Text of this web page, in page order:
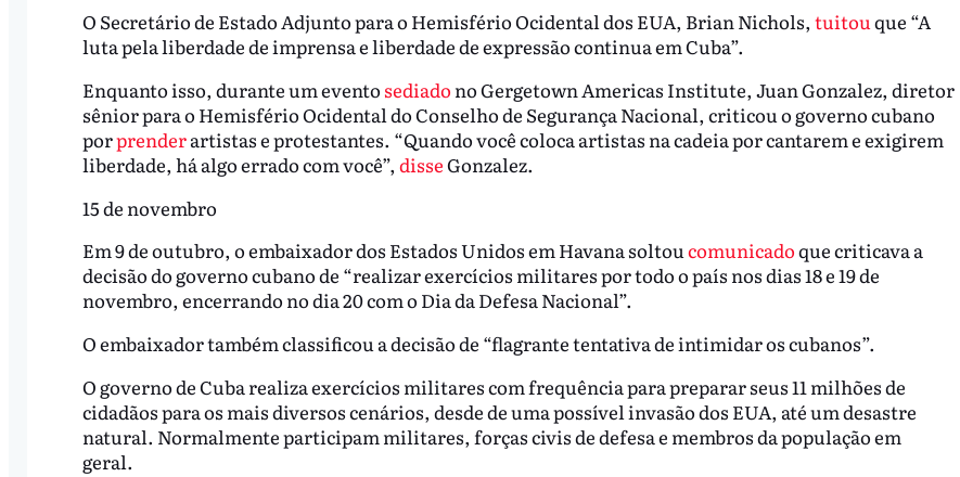
O Secretário de Estado Adjunto para o Hemisfério Ocidental dos EUA, Brian Nichols, tuitou que “A
luta pela liberdade de imprensa e liberdade de expressão continua em Cuba”.
Enquanto isso, durante um evento sediado no Gergetown Americas Institute, Juan Gonzalez, diretor
sênior para o Hemisfério Ocidental do Conselho de Segurança Nacional, criticou o governo cubano
porprenderartistas e protestantes. “Quando você coloca artistas na cadeia por cantarem e exigirem
liberdade, há algo errado com você”, disseGonzalez.
15 de novembro
Em 9 de outubro, o embaixador dos Estados Unidos em Havana soltoucomunicadoque criticava a
decisão do governo cubano de “realizar exercícios militares por todo o país nos dias 18 e 19 de
novembro, encerrando no dia 20 com o Dia da Defesa Nacional”.
O embaixador também classificou a decisão de “flagrante tentativa de intimidar os cubanos”.
O governo de Cuba realiza exercícios militares com frequência para preparar seus 11 milhões de
cidadãos para os mais diversos cenários, desde de uma possível invasão dos EUA, até um desastre
natural. Normalmente participam militares, forças civis de defesa e membros da população em
geral.